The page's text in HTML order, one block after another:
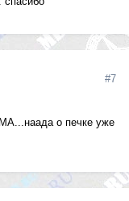
#7
о печке уже